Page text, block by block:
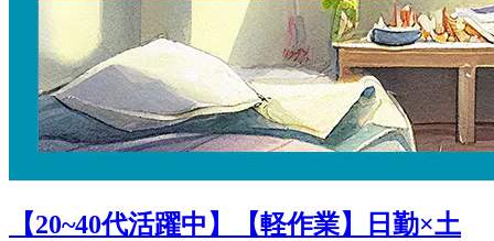
【20~40代活躍中】【軽作業】日勤×土